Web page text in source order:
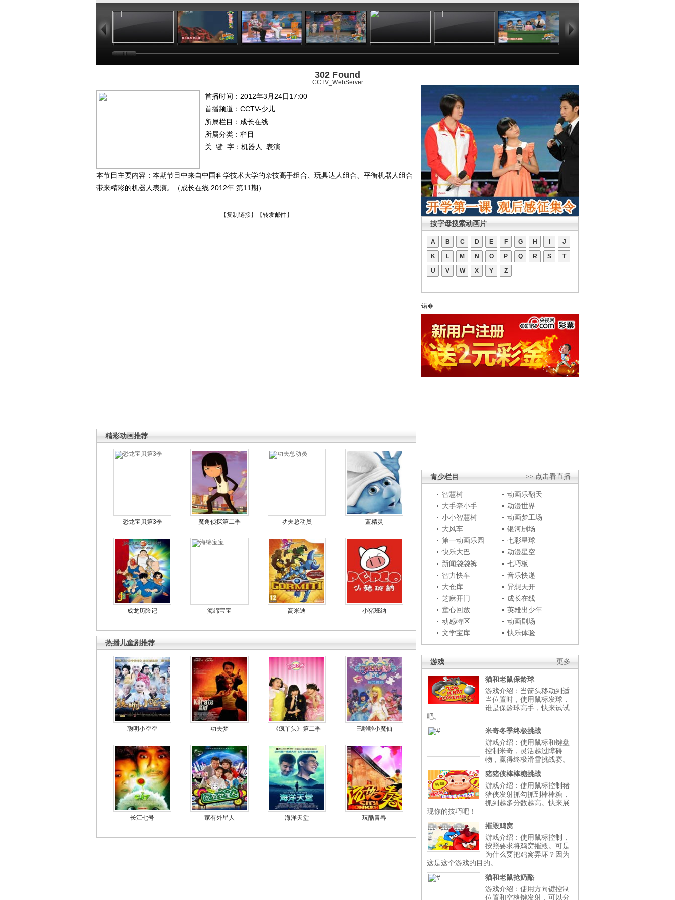
21:23 24:52 24:19 23:21 24:17 24:20 24:06
302 Found
CCTV_WebServer
首播时间：2012年3月24日17:00
首播频道： CCTV-少儿
所属栏目： 成长在线
所属分类：栏目
关 键 字： 机器人 表演
本节目主要内容：本期节目中来自中国科学技术大学的杂技高手组合、玩具达人组合、平衡机器人组合
带来精彩的机器人表演。（成长在线 2012年 第11期）
【复制链接】【转发邮件 】
精彩动画推荐
恐龙宝贝第3季 魔角侦探第二季 功夫总动员 蓝精灵
成龙历险记 海绵宝宝 高米迪 小猪班纳
热播儿童剧推荐
聪明小空空 功夫梦 《疯丫头》第二季 巴啦啦小魔仙
长江七号 家有外星人 海洋天堂 玩酷青春
按字母搜索动画片
A B C D E F G H J
K L M N O P Q R S T
U V W X Y Z
锘�
>> 点击看直播
青少栏目
智慧树
动画乐翻天
大手牵小手
动漫世界
小小智慧树
动画梦工场
大风车
银河剧场
第一动画乐园
七彩星球
快乐大巴
动漫星空
新闻袋袋裤
七巧板
智力快车
音乐快递
大仓库
异想天开
芝麻开门
成长在线
童心回放
英雄出少年
动感特区
动画剧场
文学宝库
快乐体验
更多
游戏
猫和老鼠保龄球
游戏介绍：当箭头移动到适
当位置时，使用鼠标发球，
谁是保龄球高手，快来试试
吧。
米奇冬季终极挑战
游戏介绍：使用鼠标和键盘
控制米奇，灵活越过障碍
物，赢得终极滑雪挑战赛。
猪猪侠棒棒糖挑战
游戏介绍：使用鼠标控制猪
猪侠发射抓勾抓到棒棒糖，
抓到越多分数越高。快来展
现你的技巧吧！
摧毁鸡窝
游戏介绍：使用鼠标控制，
按照要求将鸡窝摧毁。可是
为什么要把鸡窝弄坏？因为
这是这个游戏的目的。
猫和老鼠抢奶酪
游戏介绍：使用方向键控制
位置和空格键发射，可以分